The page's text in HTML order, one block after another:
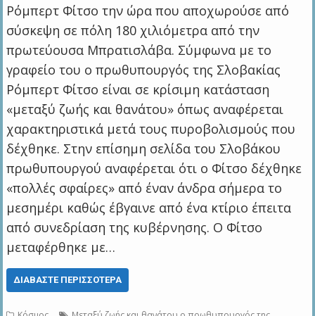
Ρόμπερτ Φίτσο την ώρα που αποχωρούσε από
σύσκεψη σε πόλη 180 χιλιόμετρα από την
πρωτεύουσα Μπρατισλάβα. Σύμφωνα με το
γραφείο του ο πρωθυπουργός της Σλοβακίας
Ρόμπερτ Φίτσο είναι σε κρίσιμη κατάσταση
«μεταξύ ζωής και θανάτου» όπως αναφέρεται
χαρακτηριστικά μετά τους πυροβολισμούς που
δέχθηκε. Στην επίσημη σελίδα του Σλοβάκου
πρωθυπουργού αναφέρεται ότι ο Φίτσο δέχθηκε
«πολλές σφαίρες» από έναν άνδρα σήμερα το
μεσημέρι καθώς έβγαινε από ένα κτίριο έπειτα
από συνεδρίαση της κυβέρνησης. Ο Φίτσο
μεταφέρθηκε με…
ΔΙΑΒΆΣΤΕ ΠΕΡΙΣΣΌΤΕΡΑ